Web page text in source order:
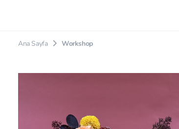
Ana Sayfa Workshop